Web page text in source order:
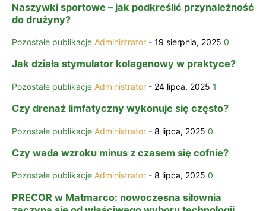
Naszywki sportowe – jak podkreślić przynależność
do drużyny?
Pozostałe publikacje Administrator - 19 sierpnia, 2025 0
Jak działa stymulator kolagenowy w praktyce?
Pozostałe publikacje Administrator - 24 lipca, 2025 1
​Czy drenaż limfatyczny wykonuje się często?
Pozostałe publikacje Administrator - 8 lipca, 2025 0
Czy wada wzroku minus z czasem się cofnie?
Pozostałe publikacje Administrator - 8 lipca, 2025 0
PRECOR w Matmarco: nowoczesna siłownia